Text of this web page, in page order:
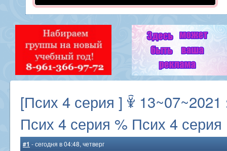
[Псих 4 серия ] ꋸ 13~07~2021
Псих 4 серия % Псих 4 серия
#1 - сегодня в 04:48, четверг